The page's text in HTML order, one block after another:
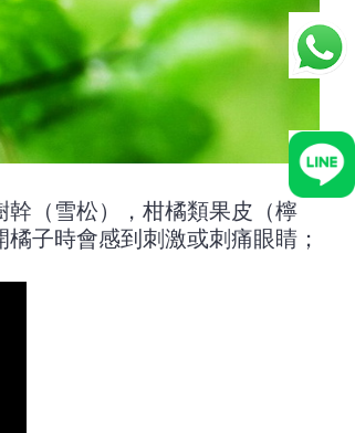
（雪松），柑橘類果皮（檸
子時會感到刺激或刺痛眼睛；